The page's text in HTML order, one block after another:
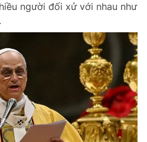
người đối xử với nhau như